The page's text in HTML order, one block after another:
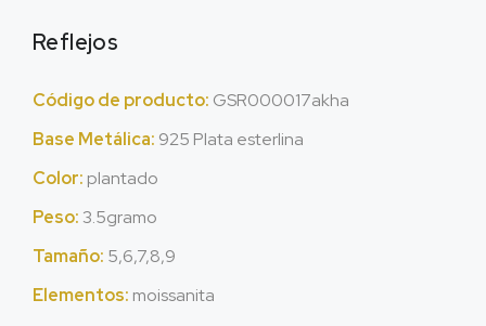
Reflejos
Código de producto: GSR000017akha
Base Metálica: 925 Plata esterlina
Color: plantado
Peso: 3.5gramo
Tamaño: 5,6,7,8,9
Elementos: moissanita